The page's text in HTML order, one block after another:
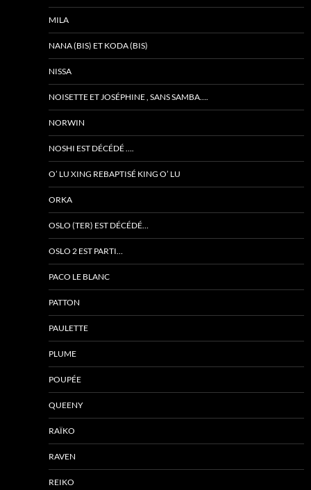
MILA
NANA (BIS) ET KODA (BIS)
NISSA
NOISETTE ET JOSÉPHINE , SANS SAMBA….
NORWIN
NOSHI EST DÉCÉDÉ ….
O’ LU XING REBAPTISÉ KING O’ LU
ORKA
OSLO (TER) EST DÉCÉDÉ…
OSLO 2 EST PARTI…
PACO LE BLANC
PATTON
PAULETTE
PLUME
POUPÉE
QUEENY
RAÏKO
RAVEN
REIKO